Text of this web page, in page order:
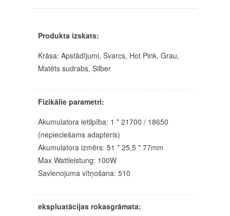
Produkta izskats:
Krāsa: Apstādījumi, Švarcs, Hot Pink, Grau,
Matēts sudrabs, Silber
Fizikālie parametri:
Akumulatora ietilpība: 1 * 21700 / 18650
(nepieciešams adapteris)
Akumulatora izmērs: 51 * 25,5 * 77mm
Max Wattleistung: 100W
Savienojuma vītņošana: 510
ekspluatācijas rokasgrāmata: